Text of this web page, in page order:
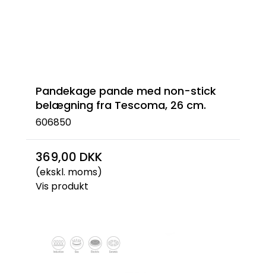
Pandekage pande med non-stick
belægning fra Tescoma, 26 cm.
606850
369,00 DKK
(ekskl. moms)
Vis produkt